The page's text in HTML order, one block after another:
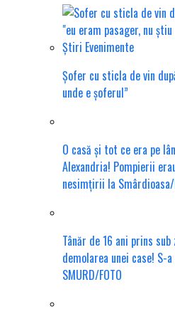
Șofer cu sticla de vin
unde e șoferul”
O casă și tot ce era pe
Alexandria! Pompierii
nesimțirii la Smârdioasa/
Tânăr de 16 ani prins
demolarea unei case!
SMURD/FOTO